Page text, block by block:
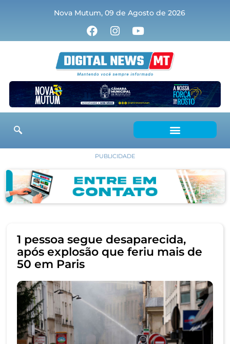
Nova Mutum, 09 de Agosto de 2026
PUBLICIDADE
1 pessoa segue desaparecida,
após explosão que feriu mais de
50 em Paris